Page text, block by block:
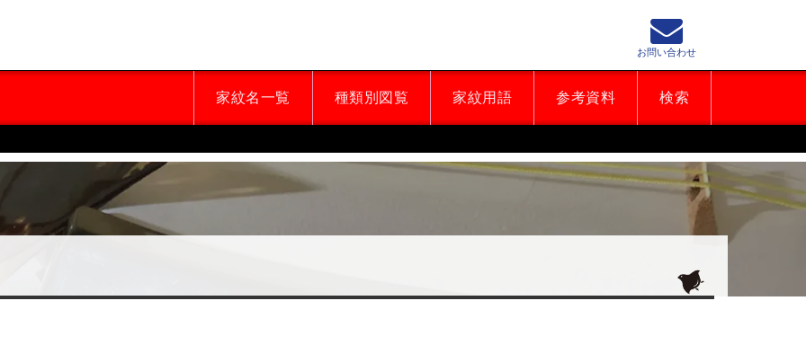
家紋名一覧 種類別図覧 家紋用語 参考資料 検索
お問い合わせ